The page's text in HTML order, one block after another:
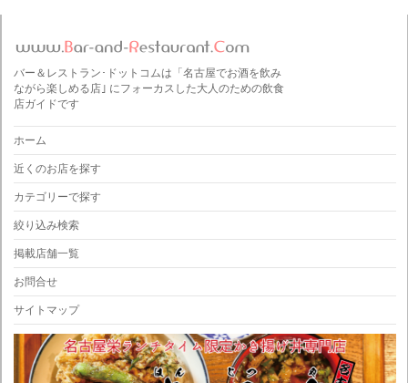
バー＆レストラン･ドットコムは「名古屋でお酒を飲み
ながら楽しめる店｣ にフォーカスした大人のための飲食
店ガイドです
ホーム
近くのお店を探す
カテゴリーで探す
絞り込み検索
掲載店舗一覧
お問合せ
サイトマップ